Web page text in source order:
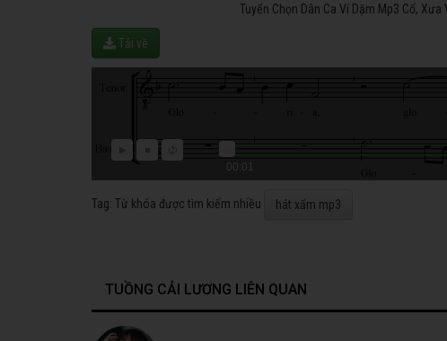
Tuyển Chọn Dân Ca Ví Dặm Mp3 Cổ, Xưa
Tải về
00:01
Tag: Từ khóa được tìm kiếm nhiều hát xẩm mp3
TUỒNG CẢI LƯƠNG LIÊN QUAN